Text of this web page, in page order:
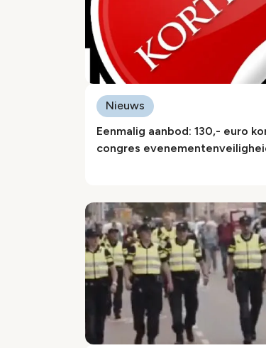
Eenmalig aanbod: 130,- euro
congres
Nieuws